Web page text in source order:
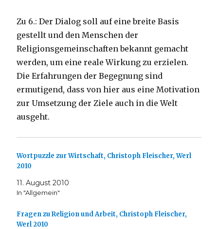
Zu 6.: Der Dialog soll auf eine breite Basis
gestellt und den Menschen der
Religionsgemeinschaften bekannt gemacht
werden, um eine reale Wirkung zu erzielen.
Die Erfahrungen der Begegnung sind
ermutigend, dass von hier aus eine Motivation
zur Umsetzung der Ziele auch in die Welt
ausgeht.
Wortpuzzle zur Wirtschaft, Christoph Fleischer, Werl
2010
11. August 2010
In "Allgemein"
Fragen zu Religion und Arbeit, Christoph Fleischer,
Werl 2010